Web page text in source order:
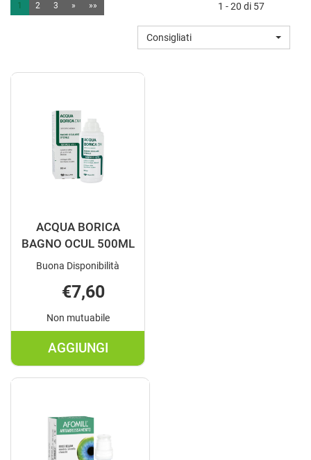
1 2 3 » »» 1 - 20 di 57
Consigliati
ACQUA BORICA
BAGNO OCUL 500ML
Buona Disponibilità
€7,60
Non mutuabile
AGGIUNGI
AGGIUNGI ACQUA
BORICA
OCUL
500ML AL
CARRELLO